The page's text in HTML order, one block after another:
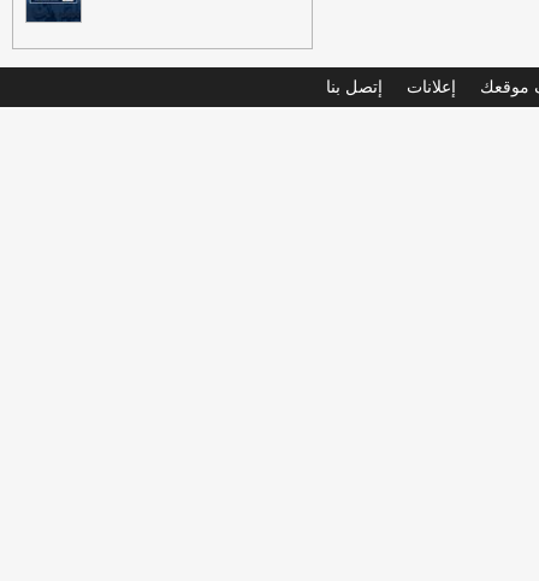
موقعك إعلانات إتصل بنا